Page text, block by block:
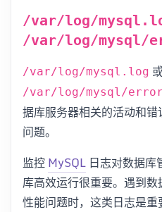
/var/log/
/var/log/mysql/
/var/log/mysql.log
/var/log/mysql/
据库服务器相关的活动和
问题。
监控MySQL 日志对数据库
库高效运行很重要。遇到
性能问题时，这类日志是重